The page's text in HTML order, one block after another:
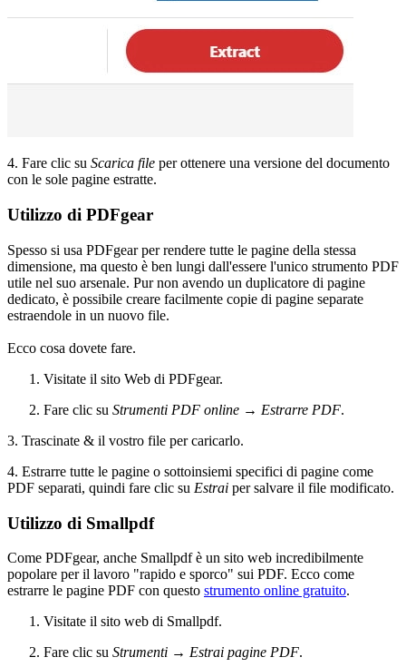
4. Fare clic su Scarica file per ottenere una versione del documento
con le sole pagine estratte.
Utilizzo di PDFgear
Spesso si usa PDFgear per rendere tutte le pagine della stessa
dimensione, ma questo è ben lungi dall'essere l'unico strumento PDF
utile nel suo arsenale. Pur non avendo un duplicatore di pagine
dedicato, è possibile creare facilmente copie di pagine separate
estraendole in un nuovo file.
Ecco cosa dovete fare.
Visitate il sito Web di PDFgear.
Fare clic su Strumenti PDF online → Estrarre PDF.
3. Trascinate & il vostro file per caricarlo.
4. Estrarre tutte le pagine o sottoinsiemi specifici di pagine come
PDF separati, quindi fare clic su Estrai per salvare il file modificato.
Utilizzo di Smallpdf
Come PDFgear, anche Smallpdf è un sito web incredibilmente
popolare per il lavoro "rapido e sporco" sui PDF. Ecco come
estrarre le pagine PDF con questo strumento online gratuito.
Visitate il sito web di Smallpdf.
Fare clic su Strumenti → Estrai pagine PDF.